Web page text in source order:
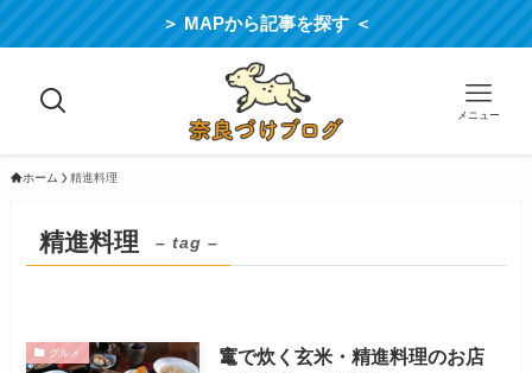
＞ MAPから記事を探す ＜
メニュー
ホーム 精進料理
精進料理 – tag –
グルメ
竃で炊く玄米・精進料理のお店